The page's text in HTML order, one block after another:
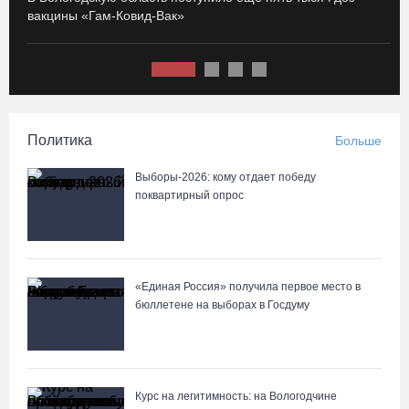
Завершен первый этап благоустройства прибрежной зоны
07.08.26 / 14:25
07.08.26 / 14:20
честь юбилея города
вакцины «Гам-Ковид-Вак»
Политика Больше
Выборы-2026: кому отдает победу
поквартирный опрос
«Единая Россия» получила первое место в
бюллетене на выборах в Госдуму
Курс на легитимность: на Вологодчине